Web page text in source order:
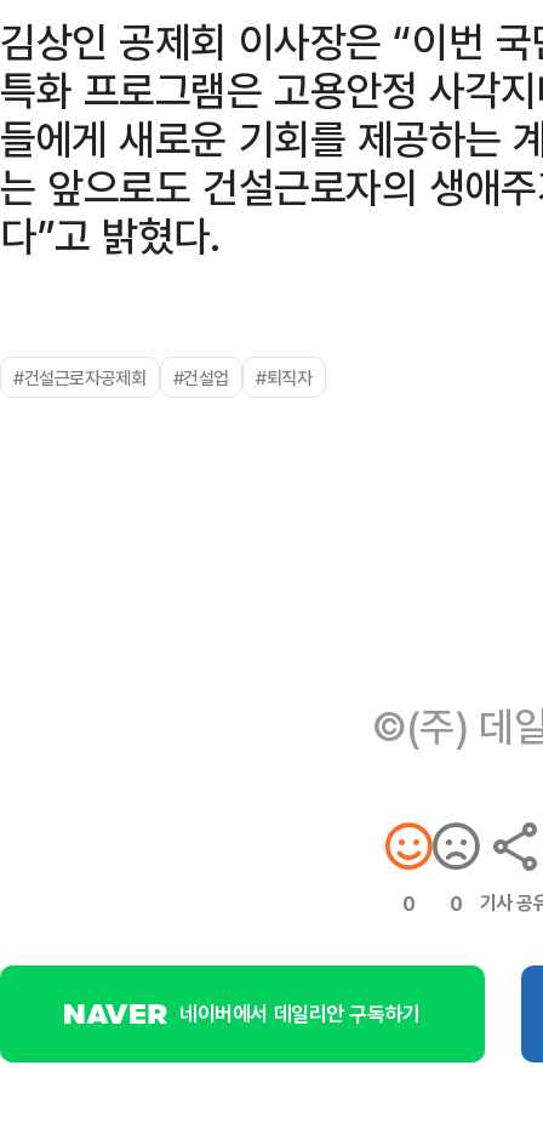
김상인 공제회 이사장은 “이번
특화 프로그램은 고용안정 사각
들에게 새로운 기회를 제공하는
는 앞으로도 건설근로자의 생애
다”고 밝혔다.
#건설근로자공제회 #건설업 #퇴직자
©(주) 데
0 0 기사 공
네이버에서 데일리안 구독하기